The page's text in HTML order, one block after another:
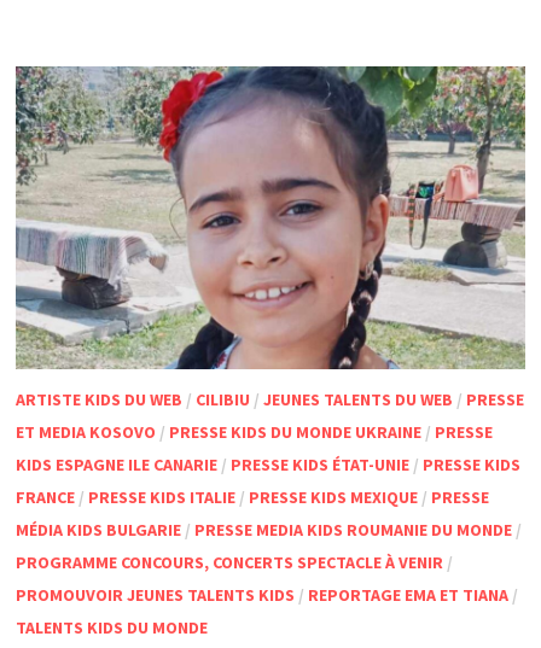
ARTISTE KIDS DU WEB / CILIBIU / JEUNES TALENTS DU WEB / PRESSE
ET MEDIA KOSOVO / PRESSE KIDS DU MONDE UKRAINE/ PRESSE
KIDS ESPAGNE ILE CANARIE/ PRESSE KIDS ÉTAT-UNIE/ PRESSE KIDS
FRANCE/ PRESSE KIDS ITALIE/ PRESSE KIDS MEXIQUE/ PRESSE
MÉDIA KIDS BULGARIE/ PRESSE MEDIA KIDS ROUMANIE DU MONDE/
PROGRAMME CONCOURS, CONCERTS SPECTACLE À VENIR/
PROMOUVOIR JEUNES TALENTS KIDS / REPORTAGE EMA ET TIANA/
TALENTS KIDS DU MONDE